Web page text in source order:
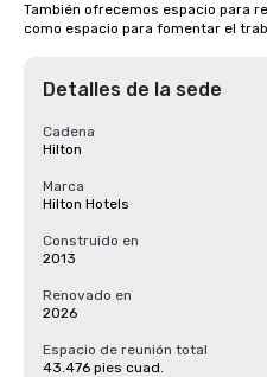
También ofrecemos espacio para
como espacio para fomentar el
Detalles de la sede
Cadena
Hilton
Marca
Hilton Hotels
Construido en
2013
Renovado en
2026
Espacio de reunión total
43.476 pies cuad.